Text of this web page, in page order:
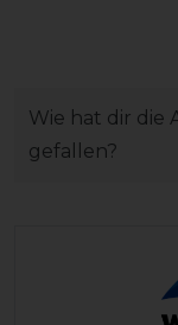
Wie hat dir die
gefallen?